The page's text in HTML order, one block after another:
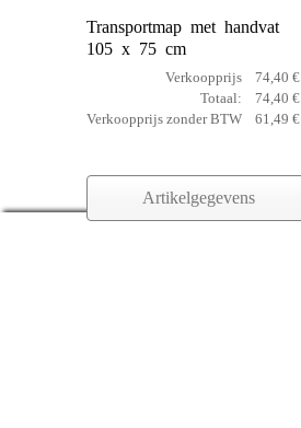
Transportmap met handvat
105 x 75 cm
Verkoopprijs
74,40 €
Totaal:
74,40 €
Verkoopprijs zonder BTW
61,49 €
Artikelgegevens